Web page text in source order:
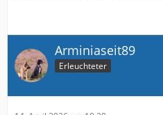
Arminiaseit89
Erleuchteter